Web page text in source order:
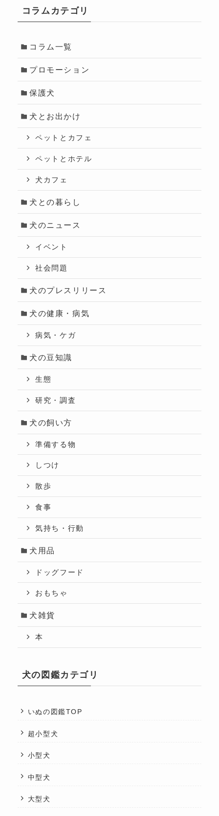
コラムカテゴリ
コラム一覧
プロモーション
保護犬
犬とお出かけ
ペットとカフェ
ペットとホテル
犬カフェ
犬との暮らし
犬のニュース
イベント
社会問題
犬のプレスリリース
犬の健康・病気
病気・ケガ
犬の豆知識
生態
研究・調査
犬の飼い方
準備する物
しつけ
散歩
食事
気持ち・行動
犬用品
ドッグフード
おもちゃ
犬雑貨
本
犬の図鑑カテゴリ
いぬの図鑑TOP
超小型犬
小型犬
中型犬
大型犬